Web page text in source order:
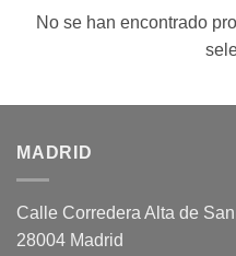
No se han encontrado
MADRID
Calle Corredera Alta de
28004 Madrid